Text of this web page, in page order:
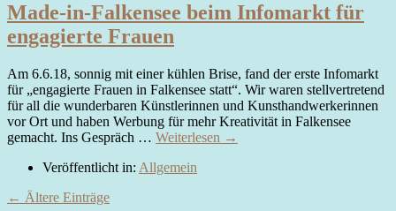
Made-in-Falkensee beim Infomarkt für
engagierte Frauen
Am 6.6.18, sonnig mit einer kühlen Brise, fand der erste Infomarkt
für „engagierte Frauen in Falkensee statt“. Wir waren stellvertretend
für all die wunderbaren Künstlerinnen und Kunsthandwerkerinnen
vor Ort und haben Werbung für mehr Kreativität in Falkensee
gemacht. Ins Gespräch … Weiterlesen →
Veröffentlicht in: Allgemein
← Ältere Einträge